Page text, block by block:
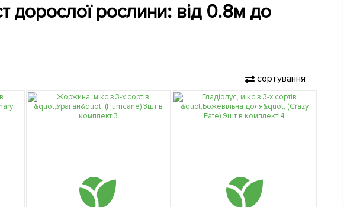
дорослої рослини: від 0.8м до
сортування